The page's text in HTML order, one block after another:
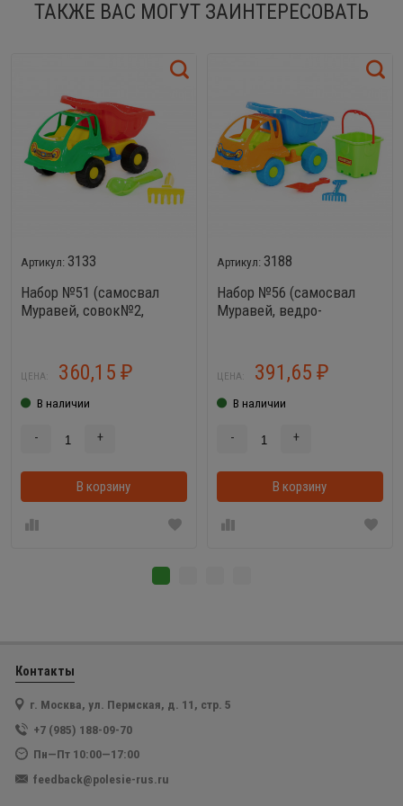
ТАКЖЕ ВАС МОГУТ ЗАИНТЕРЕСОВАТЬ
3133
Набор №51 (самосвал
Муравей, совок№2,
ЦЕНА: 360,15 ₽
В наличии
- +
В корзину В корзинке
3188
Набор №56 (самосвал
Муравей, ведро-
ЦЕНА: 391,65 ₽
В наличии
- +
В корзину
Контакты
г. Москва, ул. Пермская, д. 11, стр. 5
+7 (985) 188-09-70
Пн—Пт 10:00—17:00
feedback@polesie-rus.ru